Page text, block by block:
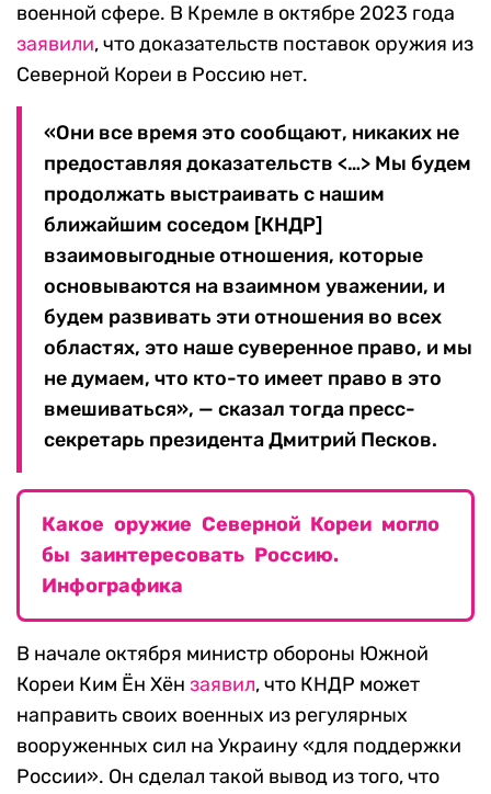
военной сфере. В Кремле в октябре 2023 года
заявили, что доказательств поставок оружия из
Северной Кореи в Россию нет.
«Они все время это сообщают, никаких не
предоставляя доказательств <…> Мы будем
продолжать выстраивать с нашим
ближайшим соседом [КНДР]
взаимовыгодные отношения, которые
основываются на взаимном уважении, и
будем развивать эти отношения во всех
областях, это наше суверенное право, и мы
не думаем, что кто-то имеет право в это
вмешиваться», — сказал тогда пресс-
секретарь президента Дмитрий Песков.
Какое оружие Северной Кореи могло
бы заинтересовать Россию.
Инфографика
В начале октября министр обороны Южной
Кореи Ким Ён Хён заявил, что КНДР может
направить своих военных из регулярных
вооруженных сил на Украину «для поддержки
России». Он сделал такой вывод из того, что